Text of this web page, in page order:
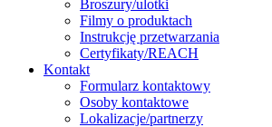
Broszury/ulotki
Filmy o produktach
Instrukcję przetwarzania
Certyfikaty/REACH
Kontakt
Formularz kontaktowy
Osoby kontaktowe
Lokalizacje/partnerzy